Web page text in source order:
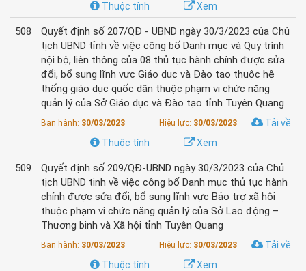
Xem
Thuộc tính
508
Quyết định số 207/QĐ - UBND ngày 30/3/2023 của Chủ
tịch UBND tỉnh về việc công bố Danh mục và Quy trình
nội bộ, liên thông của 08 thủ tục hành chính được sửa
đổi, bổ sung lĩnh vực Giáo dục và Đào tạo thuộc hệ
thống giáo dục quốc dân thuộc phạm vi chức năng
quản lý của Sở Giáo dục và Đào tạo tỉnh Tuyên Quang
Ban hành: 30/03/2023 Hiệu lực: 30/03/2023
Tải về
Xem
Thuộc tính
509
Quyết định số 209/QĐ-UBND ngày 30/3/2023 của Chủ
tịch UBND tinh về việc công bố Danh mục thủ tục hành
chính được sửa đổi, bổ sung lĩnh vực Bảo trợ xã hội
thuộc phạm vi chức năng quản lý của Sở Lao động –
Thương binh và Xã hội tỉnh Tuyên Quang
Ban hành: 30/03/2023 Hiệu lực: 30/03/2023
Tải về
Xem
Thuộc tính